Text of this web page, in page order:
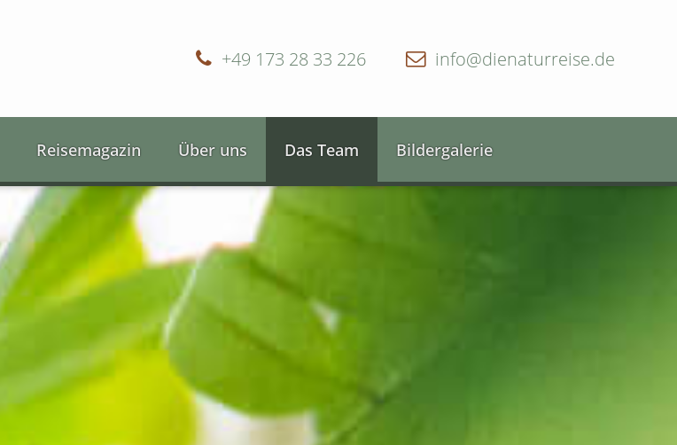
info@dienaturreise.de
+49 173 28 33 226
Reisemagazin Über uns Das Team Bildergalerie